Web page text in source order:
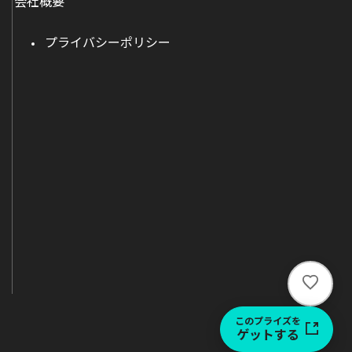
い
ね
このプライズを
ゲットする
プライバシーポリシー